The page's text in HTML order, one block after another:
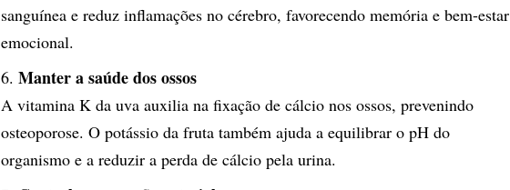
sanguínea e reduz inflamações no cérebro, favorecendo memória e bem-estar
emocional.
Manter a saúde dos ossos
A vitamina K da uva auxilia na fixação de cálcio nos ossos, prevenindo
osteoporose. O potássio da fruta também ajuda a equilibrar o pH do
organismo e a reduzir a perda de cálcio pela urina.